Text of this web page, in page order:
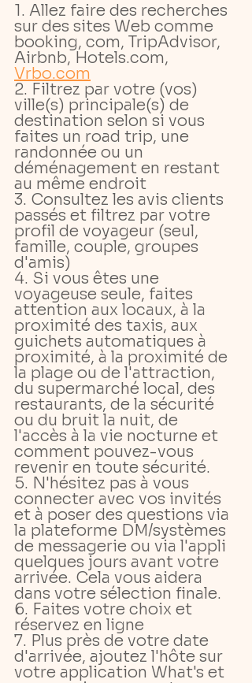
1. Allez faire des recherches
sur des sites Web comme
booking, com, TripAdvisor,
Airbnb, Hotels.com,
Vrbo.com
2. Filtrez par votre (vos)
ville(s) principale(s) de
destination selon si vous
faites un road trip, une
randonnée ou un
déménagement en restant
au même endroit
3. Consultez les avis clients
passés et filtrez par votre
profil de voyageur (seul,
famille, couple, groupes
d'amis)
4. Si vous êtes une
voyageuse seule, faites
attention aux locaux, à la
proximité des taxis, aux
guichets automatiques à
proximité, à la proximité de
la plage ou de l'attraction,
du supermarché local, des
restaurants, de la sécurité
ou du bruit la nuit, de
l'accès à la vie nocturne et
comment pouvez-vous
revenir en toute sécurité.
5. N'hésitez pas à vous
connecter avec vos invités
et à poser des questions via
la plateforme DM/systèmes
de messagerie ou via l'appli
quelques jours avant votre
arrivée. Cela vous aidera
dans votre sélection finale.
6. Faites votre choix et
réservez en ligne
7. Plus près de votre date
d'arrivée, ajoutez l'hôte sur
votre application What's et